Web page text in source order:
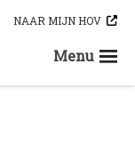
NAAR MIJN HOV
Menu